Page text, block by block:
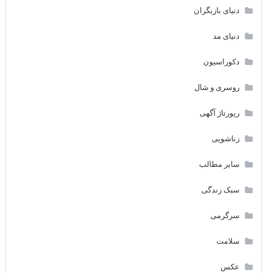
دنیای بازیگران
دنیای مد
دکوراسیون
روسری و شال
رپورتاژ آگهی
زناشویی
سایر مطالب
سبک زندگی
سرگرمی
سلامت
عکس